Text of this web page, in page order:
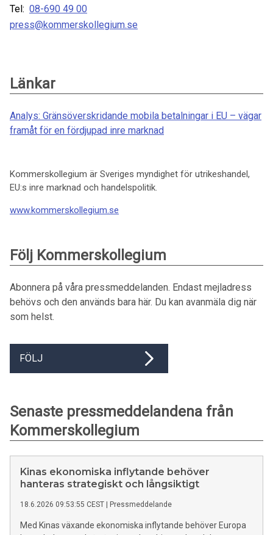
Tel: 08-690 49 00
press@kommerskollegium.se
Länkar
Analys: Gränsöverskridande mobila betalningar i EU – vägar
framåt för en fördjupad inre marknad
Kommerskollegium är Sveriges myndighet för utrikeshandel,
EU:s inre marknad och handelspolitik.
www.kommerskollegium.se
Följ Kommerskollegium
Abonnera på våra pressmeddelanden. Endast mejladress
behövs och den används bara här. Du kan avanmäla dig när
som helst.
FÖLJ
Senaste pressmeddelandena från
Kommerskollegium
Kinas ekonomiska inflytande behöver
hanteras strategiskt och långsiktigt
18.6.2026 09:53:55 CEST Pressmeddelande
Med Kinas växande ekonomiska inflytande behöver Europa